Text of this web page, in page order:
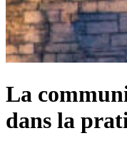
La
dans la